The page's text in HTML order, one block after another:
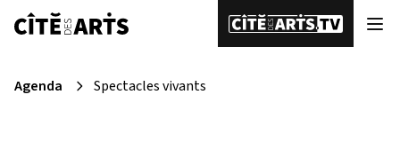
Agenda Spectacles vivants